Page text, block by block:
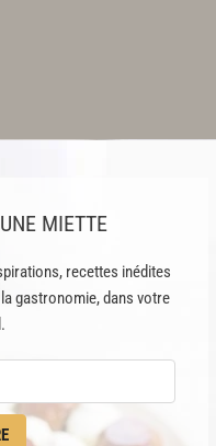
MIETTE
recettes inédites
gastronomie, dans votre
RECETTES